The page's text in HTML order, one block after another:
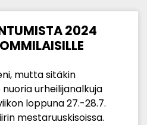
2024
mutta sitäkin
urheilijanalkuja
loppuna 27.-28.7.
mestaruuskisoissa.